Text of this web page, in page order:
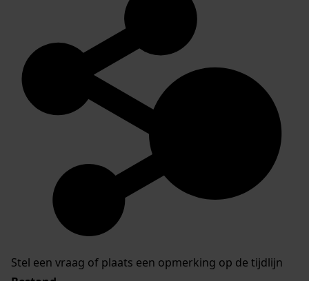
Stel een vraag of plaats een opmerking op de tijdlijn